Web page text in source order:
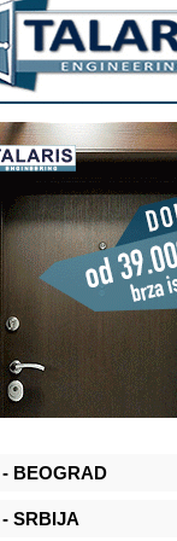
BEOGRAD
SRBIJA